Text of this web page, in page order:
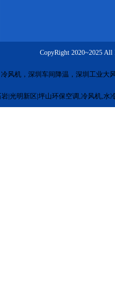
CopyRight 2020~2025
风机，深圳车间降温，深圳工业大
岩|光明新区|坪山环保空调,冷风机,水